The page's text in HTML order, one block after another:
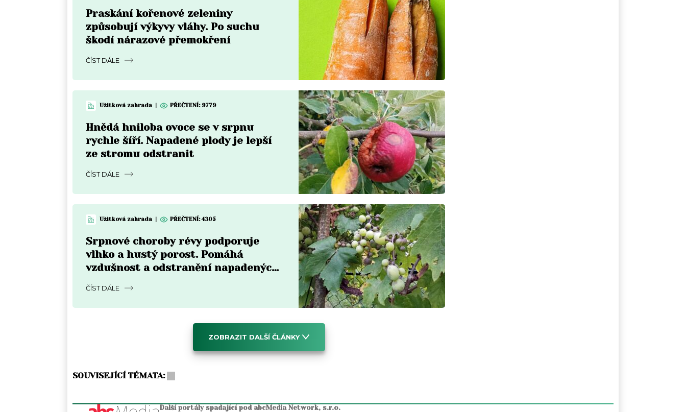
Praskání kořenové zeleniny
způsobují výkyvy vláhy. Po suchu
škodí nárazové přemokření
ČÍST DÁLE
Užitková zahrada PŘEČTENÍ: 9779
Hnědá hniloba ovoce se v srpnu
rychle šíří. Napadené plody je lepší
ze stromu odstranit
ČÍST DÁLE
Užitková zahrada PŘEČTENÍ:4305
Srpnové choroby révy podporuje
vlhko a hustý porost. Pomáhá
vzdušnost a odstranění napadených
ČÍST DÁLE
ZOBRAZIT DALŠÍ ČLÁNKY
SOUVISEJÍCÍ TÉMATA:
Další portály spadající pod abcMedia Network, s.r.o.